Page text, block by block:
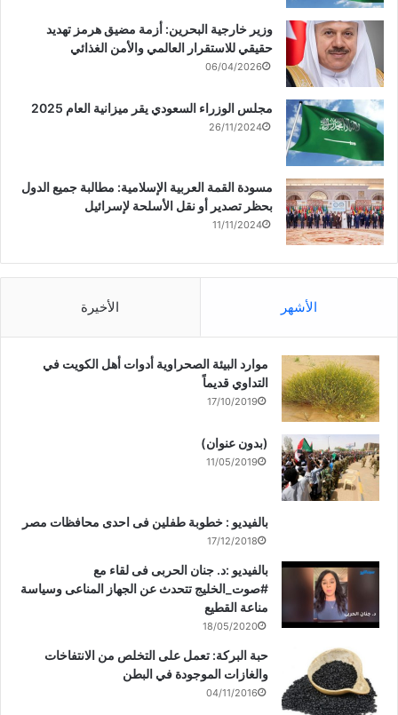
وزير خارجية البحرين: أزمة مضيق هرمز تهديد
حقيقي للاستقرار العالمي والأمن الغذائي
06/04/2026
مجلس الوزراء السعودي يقر ميزانية العام 2025
26/11/2024
مسودة القمة العربية الإسلامية: مطالبة جميع الدول
بحظر تصدير أو نقل الأسلحة لإسرائيل
11/11/2024
الأشهر الأخيرة
موارد البيئة الصحراوية أدوات أهل الكويت في
التداوي قديماً
17/10/2019
(بدون عنوان)
11/05/2019
بالفيديو : خطوبة طفلين فى احدى محافظات مصر
17/12/2018
بالفيديو :د. جنان الحربى فى لقاء مع
#صوت_الخليج تتحدث عن الجهاز المناعى وسياسة
مناعة القطيع
18/05/2020
حبة البركة: تعمل على التخلص من الانتفاخات
والغازات الموجودة في البطن
04/11/2016